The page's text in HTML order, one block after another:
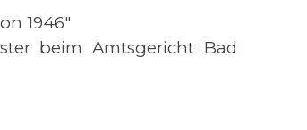
1946"
beim Amtsgericht Bad